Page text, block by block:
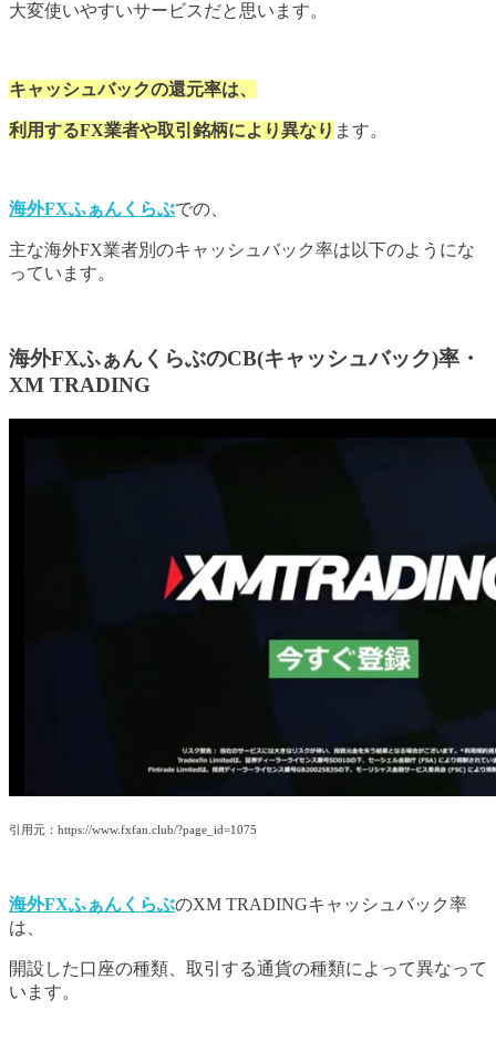
大変使いやすいサービスだと思います。
キャッシュバックの還元率は、
利用するFX業者や取引銘柄により異なり ます。
海外FXふぁんくらぶでの、
主な海外FX業者別のキャッシュバック率は以下のようにな
っています。
海外FXふぁんくらぶのCB(キャッシュバック)率・
XM TRADING
引用元：https://www.fxfan.club/?page_id=1075
海外FXふぁんくらぶのXM TRADINGキャッシュバック率
は、
開設した口座の種類、取引する通貨の種類によって異なって
います。